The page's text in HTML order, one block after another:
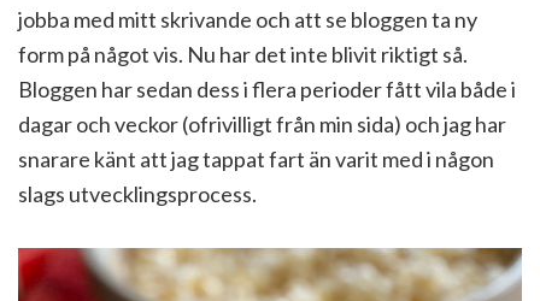
jobba med mitt skrivande och att se bloggen ta ny
form på något vis. Nu har det inte blivit riktigt så.
Bloggen har sedan dess i flera perioder fått vila både i
dagar och veckor (ofrivilligt från min sida) och jag har
snarare känt att jag tappat fart än varit med i någon
slags utvecklingsprocess.